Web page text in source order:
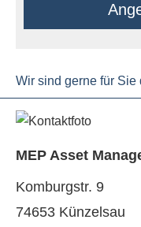
Wir sind gerne für Sie
MEP Asset
Komburgstr. 9
74653 Künzelsau